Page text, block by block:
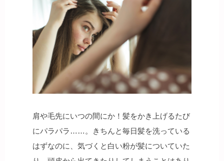
肩や毛先にいつの間にか！髪をかき上げるたび
にパラパラ……。きちんと毎日髪を洗っている
はずなのに、気づくと白い粉が髪についていた